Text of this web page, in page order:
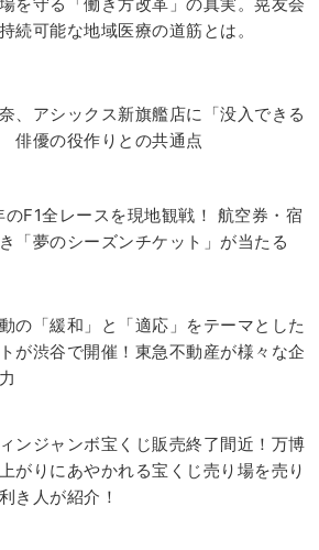
続可能な地域医療の道筋とは。
、アシックス新旗艦店に「没入できる
俳優の役作りとの共通点
F1全レースを現地観戦！ 航空券・宿
「夢のシーズンチケット」が当たる
の「緩和」と「適応」をテーマとした
が渋谷で開催！東急不動産が様々な企
ンジャンボ宝くじ販売終了間近！万博
がりにあやかれる宝くじ売り場を売り
き人が紹介！